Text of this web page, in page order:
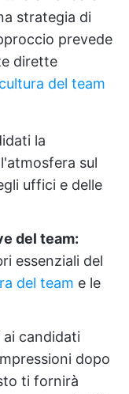
strategia di
prevede
dirette
del team
la
sul
uffici e delle
del team:
essenziali del
del team e le
ai candidati
dopo
ti fornirà